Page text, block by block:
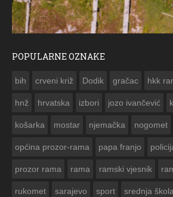
POPULARNE OZNAKE
bih crveni križ Dodik gračac hkk
hnž hrvatska izbori jozo ivančević
košarka mostar njemačka nogomet
općina prozor-rama papa franjo
prozor rama rama ramski vjesnik
rukomet sarajevo sport srednja